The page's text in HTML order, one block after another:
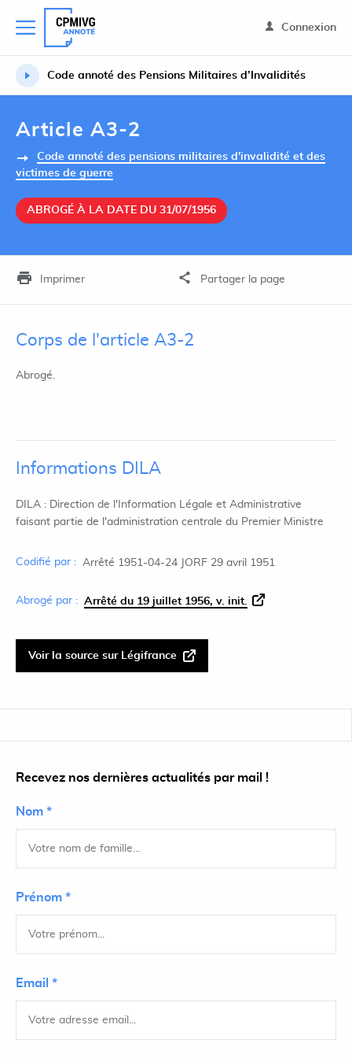
Connexion
Code annoté des Pensions Militaires d’Invalidités
Article A3-2
Code annoté des pensions militaires d'invalidité et des
victimes de guerre
ABROGÉ À LA DATE DU 31/07/1956
Imprimer Partager la page
Corps de l'article A3-2
Abrogé.
Informations DILA
DILA : Direction de l'Information Légale et Administrative
faisant partie de l'administration centrale du Premier Ministre
Codifié par : Arrêté 1951-04-24 JORF 29 avril 1951
Abrogé par : Arrêté du 19 juillet 1956, v. init.
Voir la source sur Légifrance
Recevez nos dernières actualités par mail !
Nom *
Prénom *
Email *